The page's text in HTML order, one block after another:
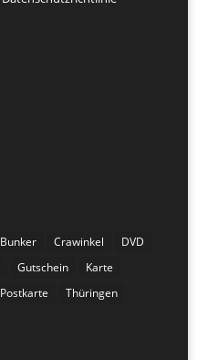
Bunker Crawinkel
DVD
Gutschein
Karte
Postkarte
Thüringen